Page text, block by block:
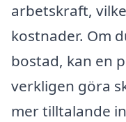
arbetskraft,
kostnader. Om
bostad, kan en
verkligen göra
mer tilltalande